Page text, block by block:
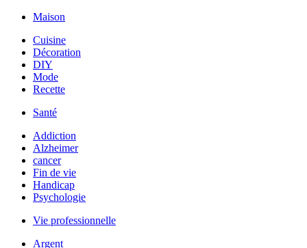
Maison
Cuisine
Décoration
DIY
Mode
Recette
Santé
Addiction
Alzheimer
cancer
Fin de vie
Handicap
Psychologie
Vie professionnelle
Argent